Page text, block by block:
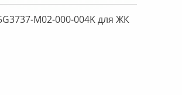
M02-000-004K для ЖК